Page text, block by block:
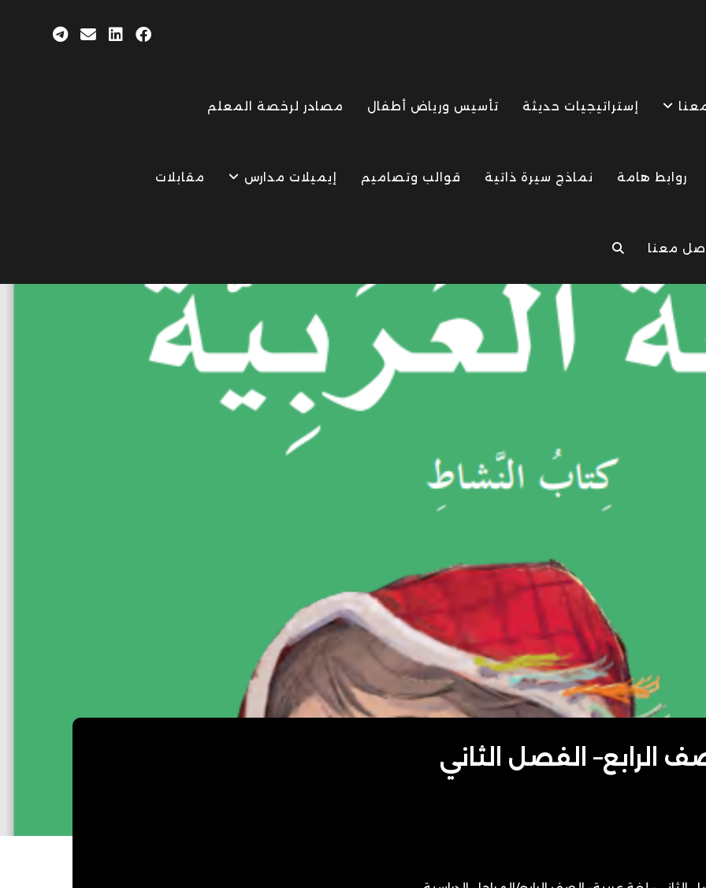
إستراتيجيات حديثة تأسيس ورياض أطفال مصادر لرخصة المعلم
روابط هامة نماذج سيرة ذاتية قوالب وتصاميم إيميلات مدارس مقابلات
معنا TOGGLE
WEBSITE
الرابع– الفصل الثاني